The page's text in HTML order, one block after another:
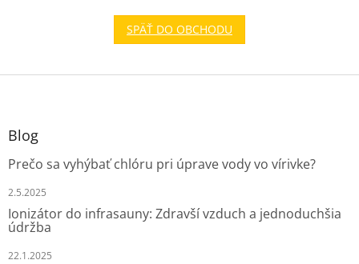
SPÄŤ DO OBCHODU
Z
Blog
Prečo sa vyhýbať chlóru pri úprave vody vo vírivke?
2.5.2025
Ionizátor do infrasauny: Zdravší vzduch a jednoduchšia
údržba
22.1.2025